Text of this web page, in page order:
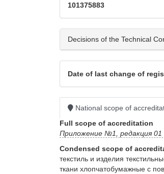
101375883
Decisions of the Technical
Date of last change of
National scope of
Full scope of accreditation
Приложение №1, редакция
Condensed scope of
текстиль и изделия
ткани хлопчатобумажные с